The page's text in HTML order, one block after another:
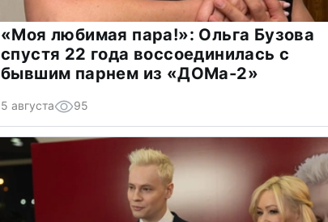
«Моя любимая пара!»: Ольга Бузова
спустя 22 года воссоединилась с
бывшим парнем из «ДОМа-2»
5 августа 95